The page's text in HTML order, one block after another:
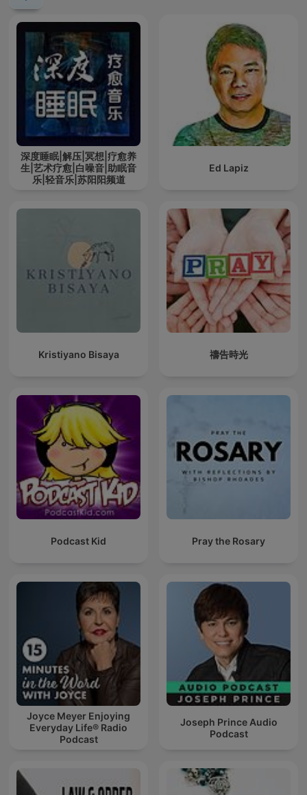
深度睡眠|解压|冥想|疗愈养
生|艺术疗愈|白噪音|助眠音
乐|轻音乐|苏阳阳频道
Ed Lapiz
Kristiyano Bisaya 禱告時光
Podcast Kid Pray the Rosary
Joyce Meyer Enjoying
Everyday Life® Radio
Podcast
Joseph Prince Audio
Podcast